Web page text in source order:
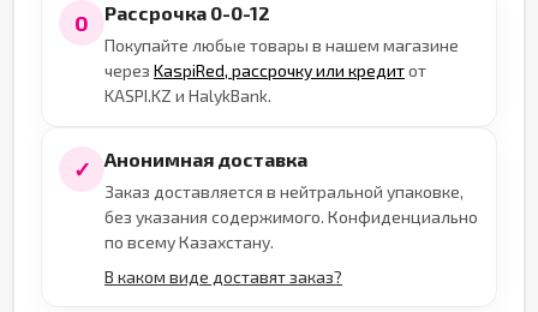
0 Рассрочка 0-0-12
Покупайте любые товары в нашем магазине
через KaspiRed, рассрочку или кредитот
KASPI.KZ и HalykBank.
✓ Анонимная доставка
Заказ доставляется в нейтральной упаковке,
без указания содержимого. Конфиденциально
по всему Казахстану.
В каком виде доставят заказ?